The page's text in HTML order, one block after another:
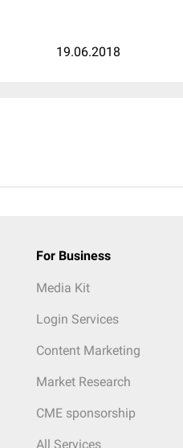
19.06.2018
For Business
Media Kit
Login Services
Content Marketing
Market Research
CME sponsorship
All Services